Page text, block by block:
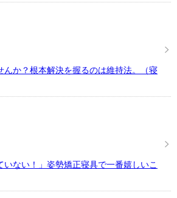
んか？根本解決を握るのは維持法。（寝
いない！」姿勢矯正寝具で一番嬉しいこ